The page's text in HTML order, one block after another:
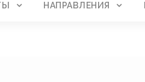
НАПРАВЛЕНИЯ